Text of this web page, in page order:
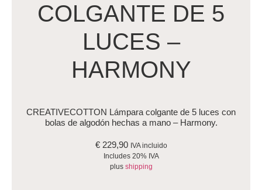
COLGANTE DE 5
LUCES –
HARMONY
CREATIVECOTTON Lámpara colgante de 5 luces con
bolas de algodón hechas a mano – Harmony.
€229,90 IVA incluido
Includes 20% IVA
plus shipping